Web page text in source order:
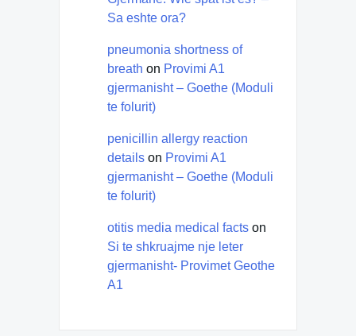
Sa eshte ora?
pneumonia shortness of
breath on Provimi A1
gjermanisht – Goethe (Moduli
te folurit)
penicillin allergy reaction
details on Provimi A1
gjermanisht – Goethe (Moduli
te folurit)
otitis media medical facts on
Si te shkruajme nje leter
gjermanisht- Provimet Geothe
A1